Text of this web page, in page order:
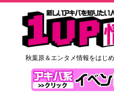
秋葉原＆エンタメ情報をはじ